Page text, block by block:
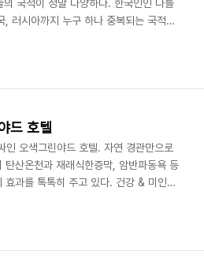
국적이 정말 다양하다. 한국인인 나를
러시아까지 누구 하나 중복되는 국적이
가능 인구가 자국민만으로는 절대 해결
장 많이 보이는..
드 호텔
오색그린야드 호텔. 자연 경관만으로
산온천과 재래식한증막, 암반파동욕 등
과를 톡톡히 주고 있다. 건강 & 미인온
어타워 운영)로 재탄생한 오색그린야
는 곳은 탄산온천. 지하 470m..